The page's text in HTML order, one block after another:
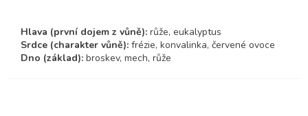
Hlava (první dojem z vůně): růže, eukalyptus
Srdce (charakter vůně): frézie, konvalinka, červené ovoce
Dno (základ): broskev, mech, růže